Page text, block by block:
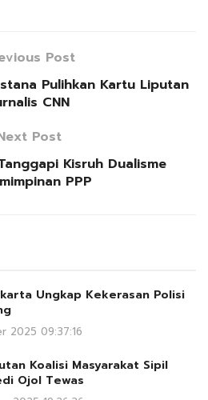
Post
Pulihkan Kartu Liputan
CNN
Post
Kisruh Dualisme
PPP
Ungkap Kekerasan Polisi
2025 09:37:16
Koalisi Masyarakat Sipil
Ojol Tewas